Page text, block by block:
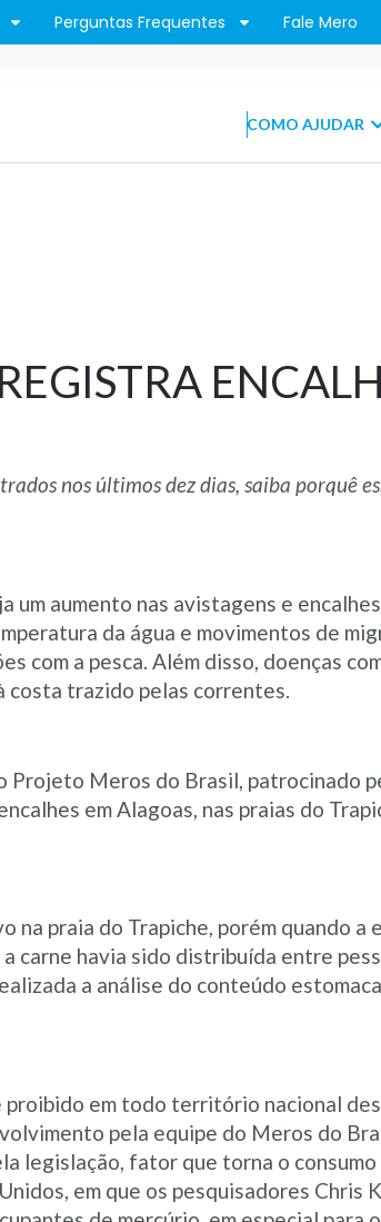
Perguntas Frequentes Fale Mero
COMO AJUDAR
nos últimos dez dias, saiba porquê
um aumento nas avistagens e
da água e movimentos de
com a pesca. Além disso, doenças
costa trazido pelas correntes.
Projeto Meros do Brasil, patrocinado
em Alagoas, nas praias do
na praia do Trapiche, porém quando
carne havia sido distribuída entre
a análise do conteúdo
proibido em todo território nacional
pela equipe do Meros do
legislação, fator que torna o consumo
em que os pesquisadores